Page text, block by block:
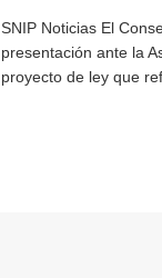
SNIP Noticias El
presentación ante la
proyecto de ley que